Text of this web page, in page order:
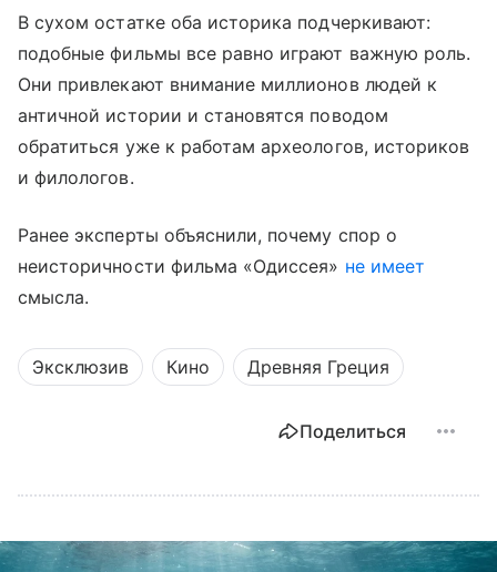
В сухом остатке оба историка подчеркивают:
подобные фильмы все равно играют важную роль.
Они привлекают внимание миллионов людей к
античной истории и становятся поводом
обратиться уже к работам археологов, историков
и филологов.
Ранее эксперты объяснили, почему спор о
неисторичности фильма «Одиссея» не имеет
смысла.
Эксклюзив Кино Древняя Греция
Поделиться